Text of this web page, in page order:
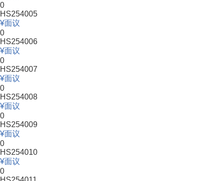
0
HS254005
面议
0
HS254006
面议
0
HS254007
面议
0
HS254008
面议
0
HS254009
面议
0
HS254010
面议
0